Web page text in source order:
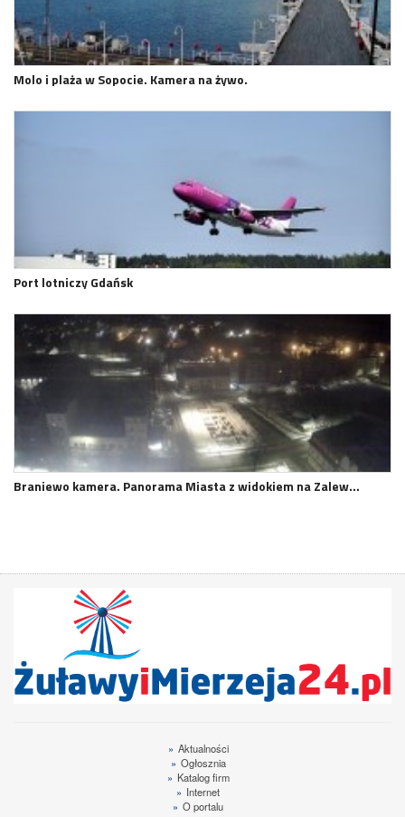
Molo i plaża w Sopocie. Kamera na żywo.
Port lotniczy Gdańsk
Braniewo kamera. Panorama Miasta z widokiem na Zalew…
» Aktualności
» Ogłosznia
» Katalog firm
» Internet
» O portalu